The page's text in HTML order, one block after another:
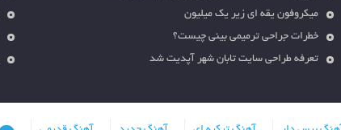
میکروفون یقه ای زیر یک میلیون
خطرات جراحی ترمیمی بینی چیست؟
تعرفه طراحی سایت تابان شهر آپدیت شد